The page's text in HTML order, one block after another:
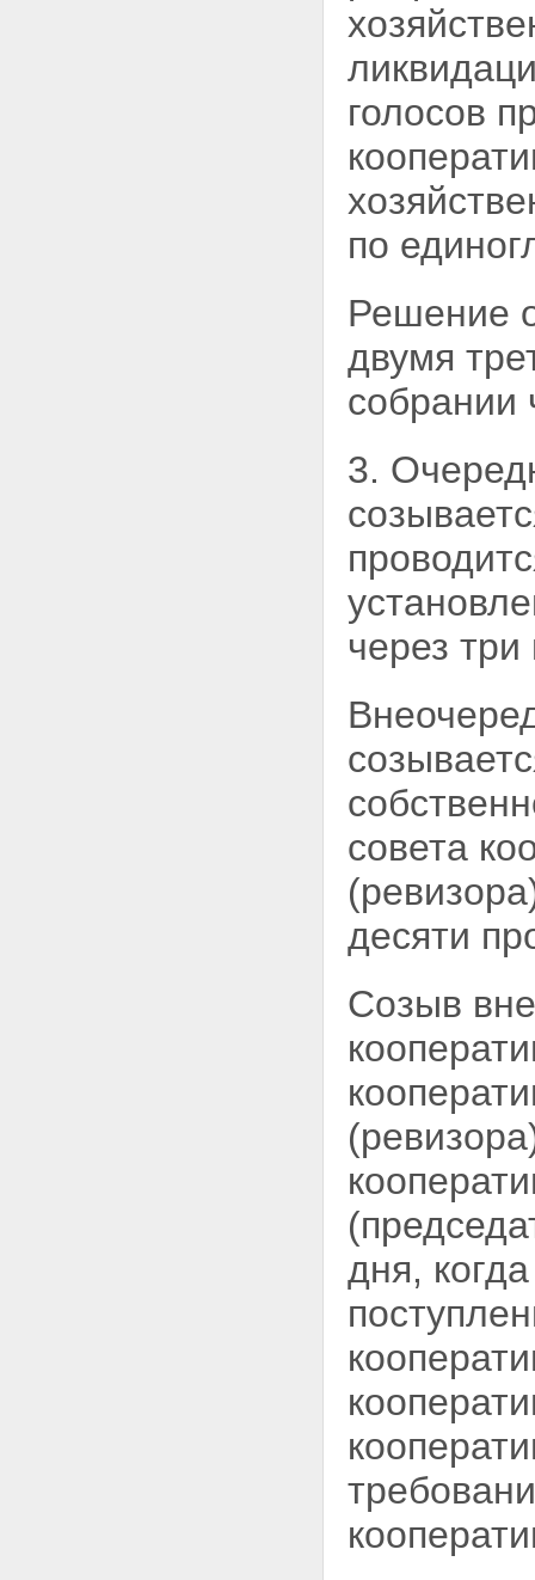
голосов
по
Решение
двумя
собрании
3.
через
совета
десяти
Созыв
дня,